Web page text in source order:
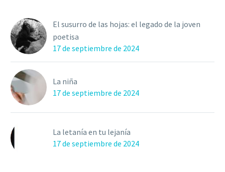
El susurro de las hojas: el legado de la joven
poetisa
17 de septiembre de 2024
La niña
17 de septiembre de 2024
La letanía en tu lejanía
17 de septiembre de 2024